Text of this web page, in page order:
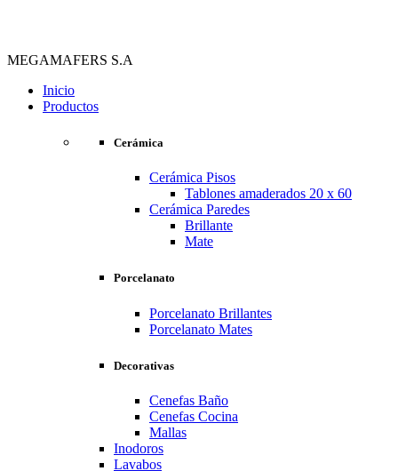
MEGAMAFERS S.A
Inicio
Productos
Cerámica
Cerámica Pisos
Tablones amaderados 20 x 60
Cerámica Paredes
Brillante
Mate
Porcelanato
Porcelanato Brillantes
Porcelanato Mates
Decorativas
Cenefas Baño
Cenefas Cocina
Mallas
Inodoros
Lavabos